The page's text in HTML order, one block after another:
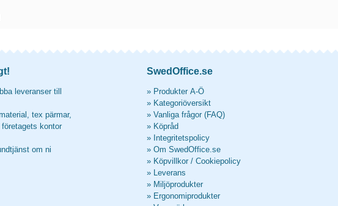
leveranser till
tex pärmar,
kontor
om ni
SwedOffice.se
» Produkter A-Ö
» Kategoriöversikt
» Vanliga frågor (FAQ)
» Köpråd
» Integritetspolicy
» Om SwedOffice.se
» Köpvillkor / Cookiepolicy
» Leverans
» Miljöprodukter
» Ergonomiprodukter